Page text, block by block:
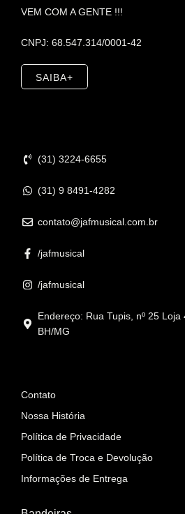
VEM COM A GENTE !!!
CNPJ: 68.547.314/0001-42
SAIBA+
(31) 3224-6655
(31) 9 8491-4282
contato@jafmusical.com.br
/jafmusical
/jafmusical
Endereço: Rua Tupis, nº 25 Loja
BH/MG
Contato
Nossa História
Política de Privacidade
Política de Troca e Devolução
Informações de Entrega